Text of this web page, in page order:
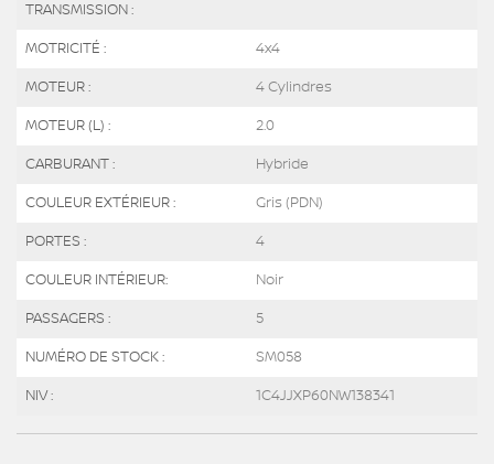
TRANSMISSION :
MOTRICITÉ : 4x4
MOTEUR : 4 Cylindres
MOTEUR (L) : 2.0
CARBURANT : Hybride
COULEUR EXTÉRIEUR : Gris (PDN)
PORTES : 4
COULEUR INTÉRIEUR: Noir
PASSAGERS : 5
NUMÉRO DE STOCK : SM058
NIV : 1C4JJXP60NW138341